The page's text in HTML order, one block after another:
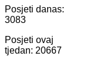
Posjeti danas:
3083
Posjeti ovaj
tjedan: 20667